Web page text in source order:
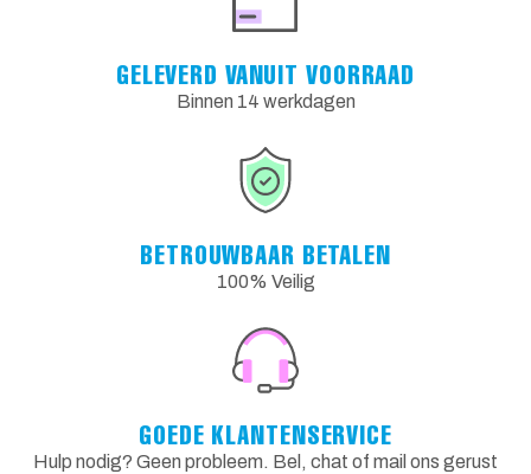
GELEVERD VANUIT VOORRAAD
Binnen 14 werkdagen
BETROUWBAAR BETALEN
100% Veilig
GOEDE KLANTENSERVICE
Hulp nodig? Geen probleem. Bel, chat of mail ons gerust